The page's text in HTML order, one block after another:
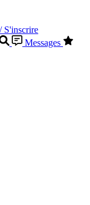
S'inscrire
Messages